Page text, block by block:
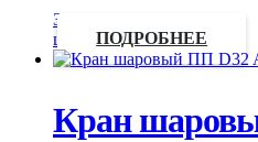
Запросить
цену
ПОДРОБНЕЕ
Кран